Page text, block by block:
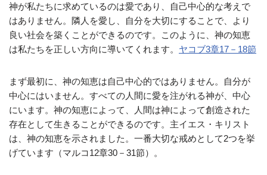
神が私たちに求めているのは愛であり、自己中心的な考えで
はありません。隣人を愛し、自分を大切にすることで、より
良い社会を築くことができるのです。このように、神の知恵
は私たちを正しい方向に導いてくれます。 ヤコブ3章17－18節
まず最初に、神の知恵は自己中心的ではありません。自分が
中心にはいません。すべての人間に愛を注がれる神が、中心
にいます。神の知恵によって、人間は神によって創造された
存在として生きることができるのです。主イエス・キリスト
は、神の知恵を示されました。一番大切な戒めとして2つを挙
げています（マルコ12章30－31節）。